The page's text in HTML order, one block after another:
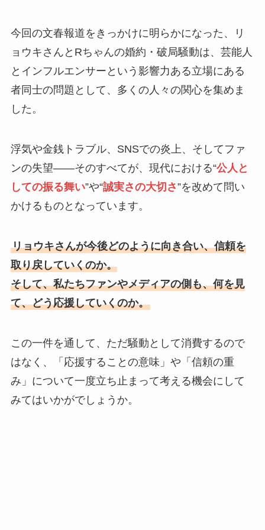
今回の文春報道をきっかけに明らかになった、リ
ョウキさんとRちゃんの婚約・破局騒動は、芸能人
とインフルエンサーという影響力ある立場にある
者同士の問題として、多くの人々の関心を集めま
した。
浮気や金銭トラブル、SNSでの炎上、そしてファ
ンの失望——そのすべてが、現代における“公人と
しての振る舞い”や“誠実さの大切さ”を改めて問い
かけるものとなっています。
リョウキさんが今後どのように向き合い、信頼を
取り戻していくのか。
そして、私たちファンやメディアの側も、何を見
て、どう応援していくのか。
この一件を通して、ただ騒動として消費するので
はなく、「応援することの意味」や「信頼の重
み」について一度立ち止まって考える機会にして
みてはいかがでしょうか。